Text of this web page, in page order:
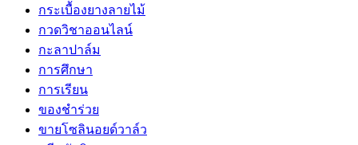
กระเบื้องยางลายไม้
กวดวิชาออนไลน์
กะลาปาล์ม
การศึกษา
การเรียน
ของชำร่วย
ขายโซลินอยด์วาล์ว